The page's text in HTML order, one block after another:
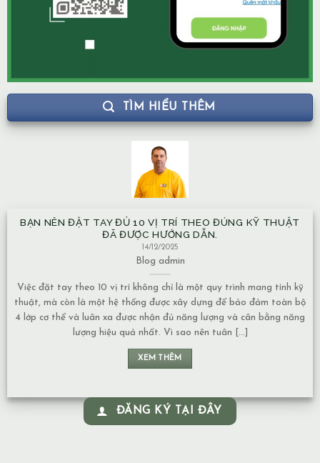
TÌM HIỂU THÊM
BẠN NÊN ĐẶT TAY ĐỦ 10 VỊ TRÍ THEO ĐÚNG KỸ THUẬT
ĐÃ ĐƯỢC HƯỚNG DẪN.
14/12/2025
Blog admin
Việc đặt tay theo 10 vị trí không chỉ là một quy trình mang tính kỹ
thuật, mà còn là một hệ thống được xây dựng để bảo đảm toàn bộ
4 lớp cơ thể và luân xa được nhận đủ năng lượng và cân bằng năng
lượng hiệu quả nhất. Vì sao nên tuân [...]
XEM THÊM
ĐĂNG KÝ TẠI ĐÂY